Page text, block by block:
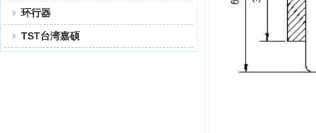
环行器
TST台湾嘉硕